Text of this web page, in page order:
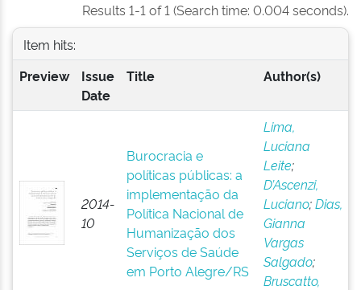
Results 1-1 of 1 (Search time: 0.004 seconds).
Item hits:
Preview
Issue
Date
Title Author(s)
2014-
10
Burocracia e
políticas públicas: a
implementação da
Política Nacional de
Humanização dos
Serviços de Saúde
em Porto Alegre/RS
Lima,
Luciana
Leite;
D’Ascenzi,
Luciano;Dias,
Gianna
Vargas
Salgado;
Bruscatto,